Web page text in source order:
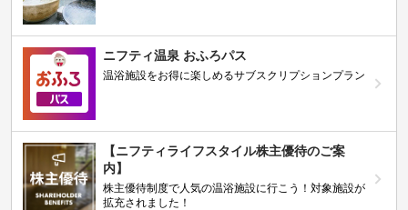
ニフティ温泉 おふろパス
温浴施設をお得に楽しめるサブスクリプションプラン
【ニフティライフスタイル株主優待のご案
内】
株主優待制度で人気の温浴施設に行こう！対象施設が
拡充されました！